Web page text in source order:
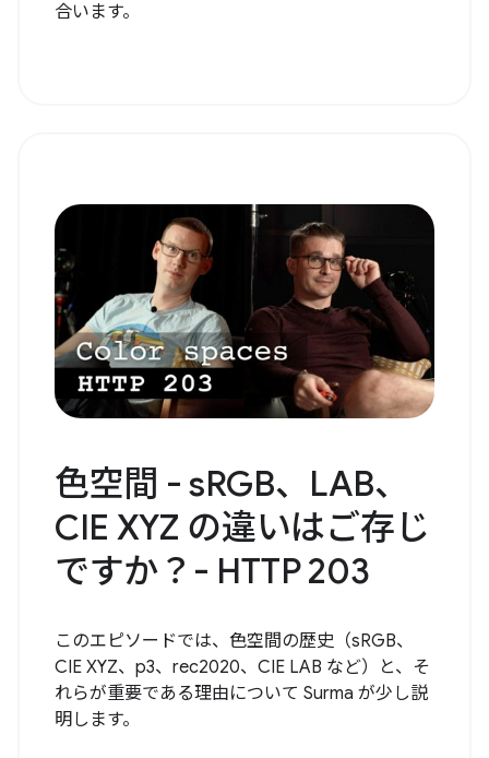
合います。
色空間 - sRGB、LAB、
CIE XYZ の違いはご存じ
ですか？- HTTP 203
このエピソードでは、色空間の歴史（sRGB、
CIE XYZ、p3、rec2020、CIE LAB など）と、そ
れらが重要である理由について Surma が少し説
明します。